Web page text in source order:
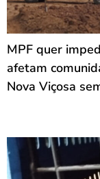
MPF quer
afetam
Nova Viçosa